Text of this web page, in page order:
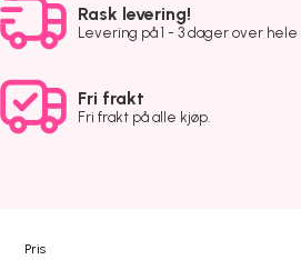
Rask levering!
Levering på 1 - 3 dager over hele
Fri frakt
Fri frakt på alle kjøp.
Pris